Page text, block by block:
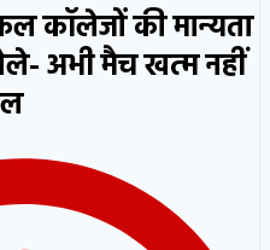
कॉलेजों की मान्यता
अभी मैच खत्म नहीं